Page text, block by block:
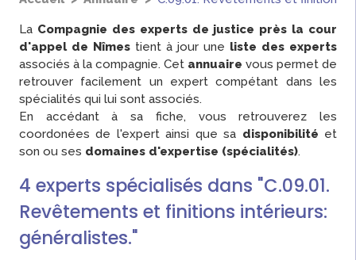
La Compagnie des experts de justice près la cour
d'appel de Nîmes tient à jour une liste des experts
associés à la compagnie. Cet annuaire vous permet de
retrouver facilement un expert compétant dans les
spécialités qui lui sont associés.
En accédant à sa fiche, vous retrouverez les
coordonées de l'expert ainsi que sa disponibilité et
son ou ses domaines d'expertise (spécialités).
4 experts spécialisés dans "C.09.01.
Revêtements et finitions intérieurs:
généralistes."